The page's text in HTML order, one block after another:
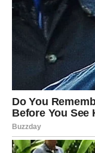
događaja koji će
početku
Važno je da ne
samo zato što
upravo ono što
Pred vama je
napravite korak
potrebno jeste da